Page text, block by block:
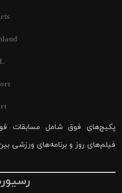
پکیج‌های فوق شامل مسابقات
فیلم‌های روز و برنامه‌های ورزشی